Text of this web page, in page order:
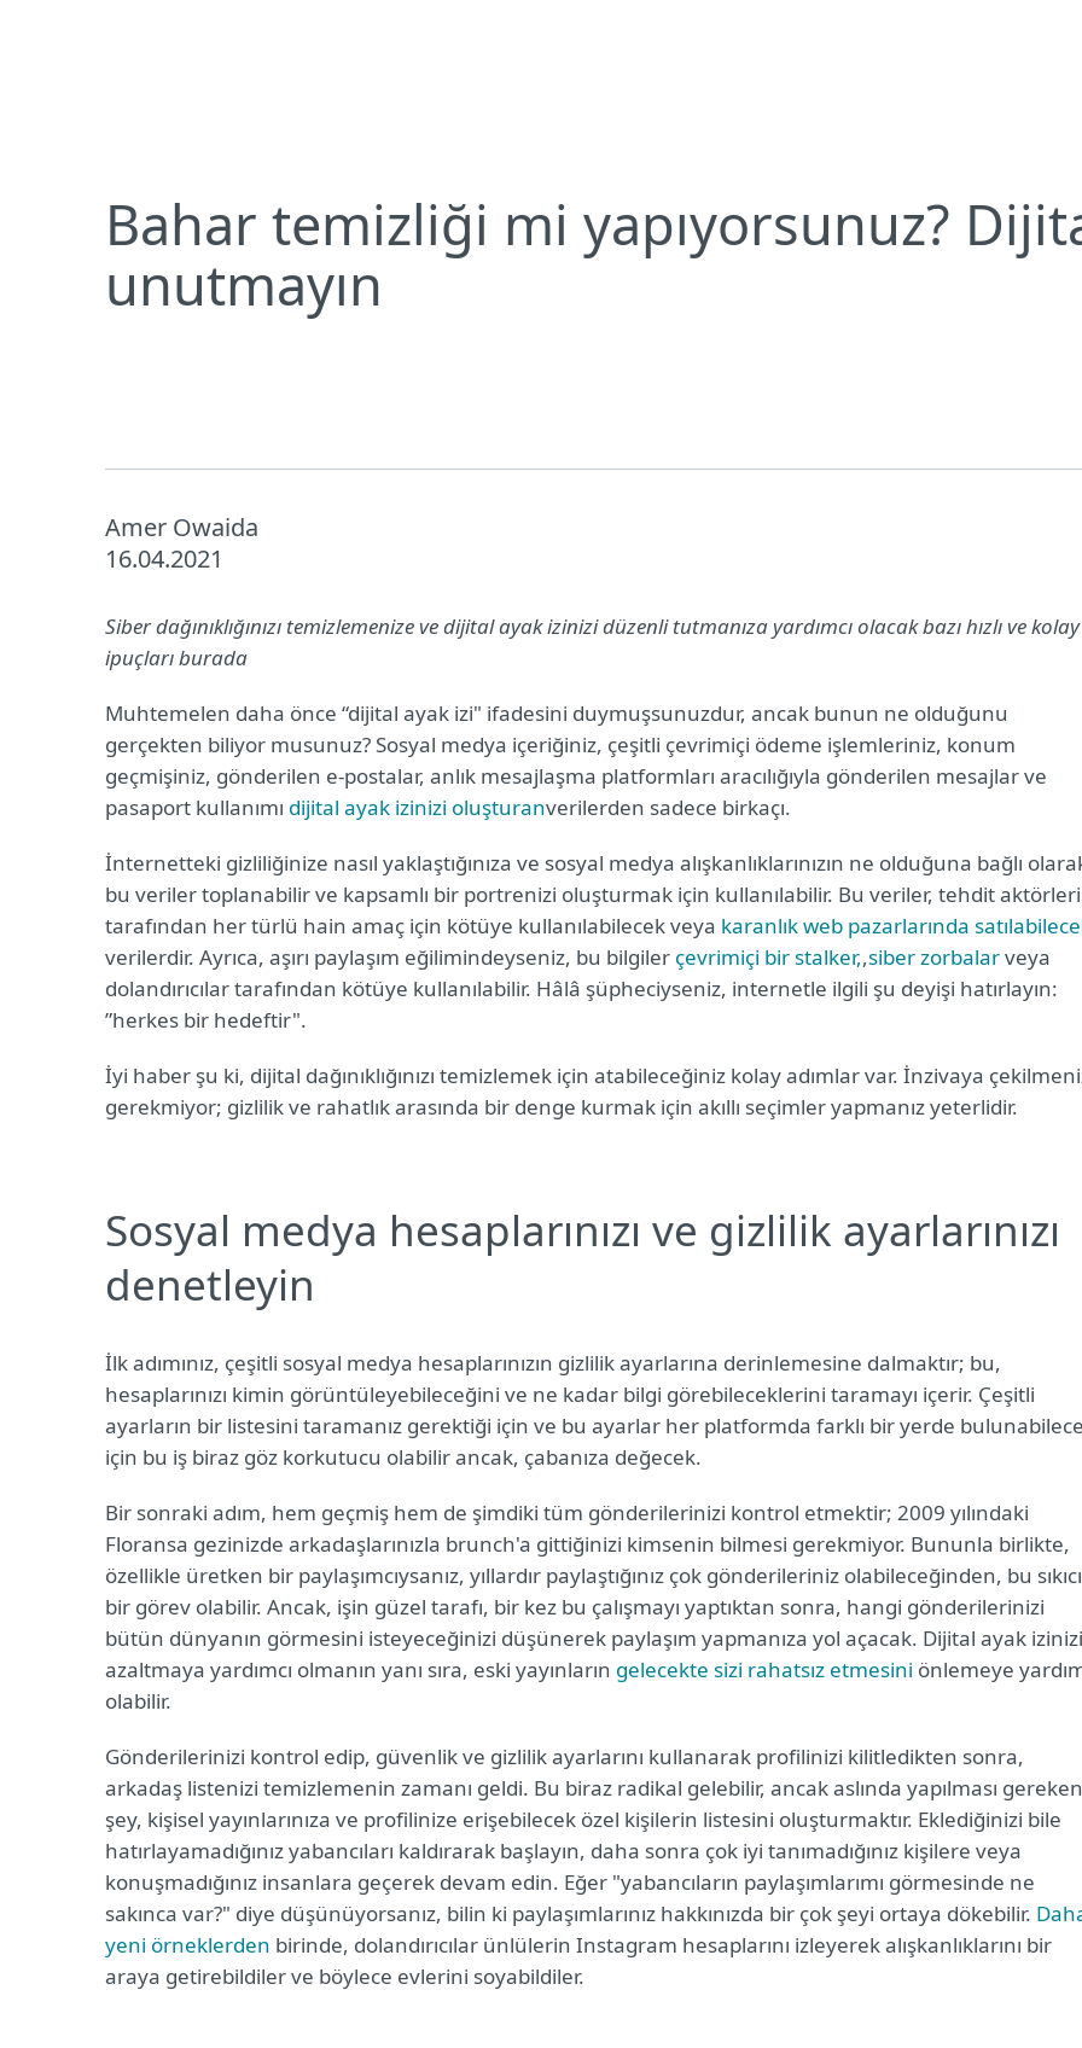
Bahar temizliği mi yapıyorsunuz?
unutmayın
Amer Owaida
16.04.2021
Siber dağınıklığınızı temizlemenize ve dijital ayak izinizi düzenli tutmanıza yardımcı olacak bazı hızlı ve kolay
ipuçları burada
Muhtemelen daha önce “dijital ayak izi" ifadesini duymuşsunuzdur, ancak bunun ne olduğunu
gerçekten biliyor musunuz? Sosyal medya içeriğiniz, çeşitli çevrimiçi ödeme işlemleriniz, konum
geçmişiniz, gönderilen e-postalar, anlık mesajlaşma platformları aracılığıyla gönderilen mesajlar ve
pasaport kullanımı dijital ayak izinizi oluşturanverilerden sadece birkaçı.
İnternetteki gizliliğinize nasıl yaklaştığınıza ve sosyal medya alışkanlıklarınızın ne olduğuna bağlı
bu veriler toplanabilir ve kapsamlı bir portrenizi oluşturmak için kullanılabilir. Bu veriler, tehdit aktörleri
tarafından her türlü hain amaç için kötüye kullanılabilecek veya karanlık web pazarlarında
verilerdir. Ayrıca, aşırı paylaşım eğilimindeyseniz, bu bilgiler çevrimiçi bir stalker,,siber zorbalarveya
dolandırıcılar tarafından kötüye kullanılabilir. Hâlâ şüpheciyseniz, internetle ilgili şu deyişi hatırlayın:
”herkes bir hedeftir".
İyi haber şu ki, dijital dağınıklığınızı temizlemek için atabileceğiniz kolay adımlar var. İnzivaya
gerekmiyor; gizlilik ve rahatlık arasında bir denge kurmak için akıllı seçimler yapmanız yeterlidir.
Sosyal medya hesaplarınızı ve gizlilik ayarlarınızı
denetleyin
İlk adımınız, çeşitli sosyal medya hesaplarınızın gizlilik ayarlarına derinlemesine dalmaktır; bu,
hesaplarınızı kimin görüntüleyebileceğini ve ne kadar bilgi görebileceklerini taramayı içerir. Çeşitli
ayarların bir listesini taramanız gerektiği için ve bu ayarlar her platformda farklı bir yerde
için bu iş biraz göz korkutucu olabilir ancak, çabanıza değecek.
Bir sonraki adım, hem geçmiş hem de şimdiki tüm gönderilerinizi kontrol etmektir; 2009 yılındaki
Floransa gezinizde arkadaşlarınızla brunch'a gittiğinizi kimsenin bilmesi gerekmiyor. Bununla birlikte,
özellikle üretken bir paylaşımcıysanız, yıllardır paylaştığınız çok gönderileriniz olabileceğinden, bu sıkıcı
bir görev olabilir. Ancak, işin güzel tarafı, bir kez bu çalışmayı yaptıktan sonra, hangi gönderilerinizi
bütün dünyanın görmesini isteyeceğinizi düşünerek paylaşım yapmanıza yol açacak. Dijital ayak izinizi
azaltmaya yardımcı olmanın yanı sıra, eski yayınların gelecekte sizi rahatsız etmesini önlemeye
olabilir.
Gönderilerinizi kontrol edip, güvenlik ve gizlilik ayarlarını kullanarak profilinizi kilitledikten sonra,
arkadaş listenizi temizlemenin zamanı geldi. Bu biraz radikal gelebilir, ancak aslında yapılması gereken
şey, kişisel yayınlarınıza ve profilinize erişebilecek özel kişilerin listesini oluşturmaktır. Eklediğinizi bile
hatırlayamadığınız yabancıları kaldırarak başlayın, daha sonra çok iyi tanımadığınız kişilere veya
konuşmadığınız insanlara geçerek devam edin. Eğer "yabancıların paylaşımlarımı görmesinde ne
sakınca var?" diye düşünüyorsanız, bilin ki paylaşımlarınız hakkınızda bir çok şeyi ortaya dökebilir.
yeni örneklerden birinde, dolandırıcılar ünlülerin Instagram hesaplarını izleyerek alışkanlıklarını bir
araya getirebildiler ve böylece evlerini soyabildiler.